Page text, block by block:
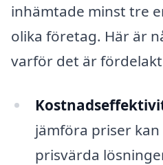
inhämtade minst tre
olika företag. Här är
varför det är
jämföra priser
prisvärda